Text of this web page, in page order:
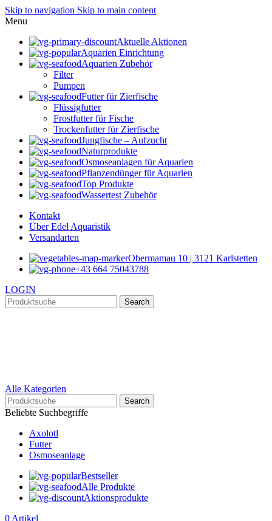
Skip to navigation Skip to main content
Menu
Aktuelle Aktionen
Aquarien Einrichtung
Aquarien Zubehör
Filter
Pumpen
Futter für Zierfische
Flüssigfutter
Frostfutter für Fische
Trockenfutter für Zierfische
Jungfische – Aufzucht
Naturprodukte
Osmoseanlagen für Aquarien
Pflanzendünger für Aquarien
Top Produkte
Wassertest Zubehör
Kontakt
Über Edel Aquaristik
Versandarten
Obermamau 10 | 3121 Karlstetten
+43 664 75043788
LOGIN
Search
Alle Kategorien
Search
Beliebte Suchbegriffe
Axolotl
Futter
Osmoseanlage
Bestseller
Alle Produkte
Aktionsprodukte
0 Artikel